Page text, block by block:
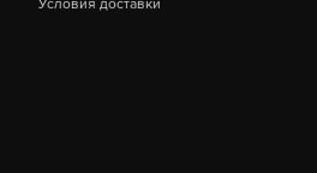
Условия доставки